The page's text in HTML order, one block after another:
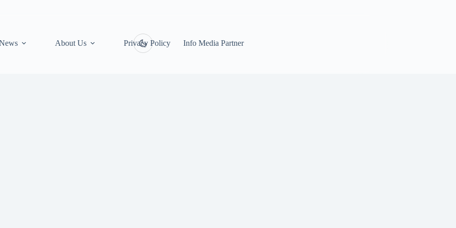
About Us Privacy Policy Info Media Partner